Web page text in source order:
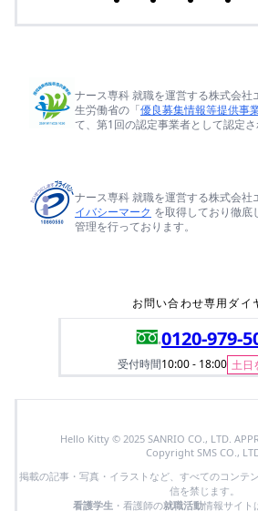
ナース専科 就職を運営する株式会社
生労働省の「優良募集情報等提供事
て、第1回の認定事業者として認定さ
ナース専科 就職を運営する株式会社
イバシーマーク を取得しており徹底
管理を行っております。
お問い合わせ専用ダイ
0120-979-
受付時間10:00 - 18:00 土日
Hello Kitty © 2025 SANRIO CO., LTD.
Copyright SMS CO.,
掲載の記事・写真・イラストなど、すべてのコンテ
信を禁じます。
看護学生 ・看護師の就職活動情報サイト